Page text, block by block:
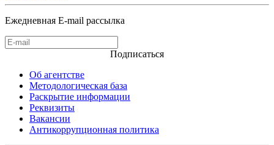
Ежедневная E-mail рассылка
Подписаться
Об агентстве
Методологическая база
Раскрытие информации
Реквизиты
Вакансии
Антикоррупционная политика